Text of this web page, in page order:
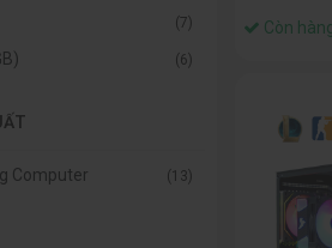
(7)
(6)
Computer (13)
Còn